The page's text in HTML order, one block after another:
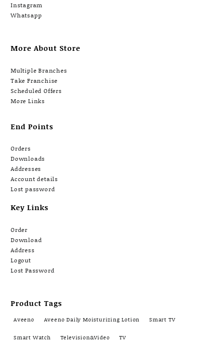
Instagram
Whatsapp
More About Store
Multiple Branches
Take Franchise
Scheduled Offers
More Links
End Points
Orders
Downloads
Addresses
Account details
Lost password
Key Links
Order
Download
Address
Logout
Lost Password
Product Tags
Aveeno Aveeno Daily Moisturizing Lotion Smart TV
Smart Watch Television&Video TV